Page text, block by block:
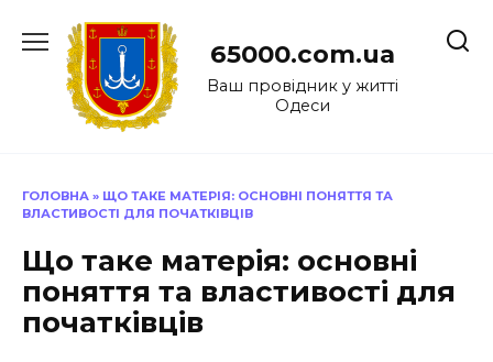
до
65000.com.ua
Ваш провідник у житті
Одеси
ГОЛОВНА » ЩО ТАКЕ МАТЕРІЯ: ОСНОВНІ ПОНЯТТЯ ТА
ВЛАСТИВОСТІ ДЛЯ ПОЧАТКІВЦІВ
Що таке матерія: основні
поняття та властивості для
початківців